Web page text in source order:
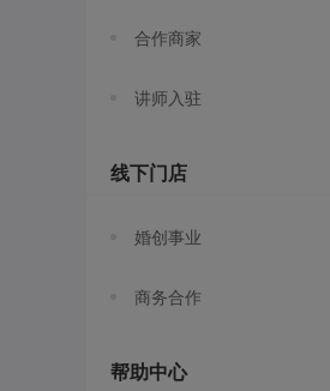
合作商家
讲师入驻
线下门店
婚创事业
商务合作
帮助中心